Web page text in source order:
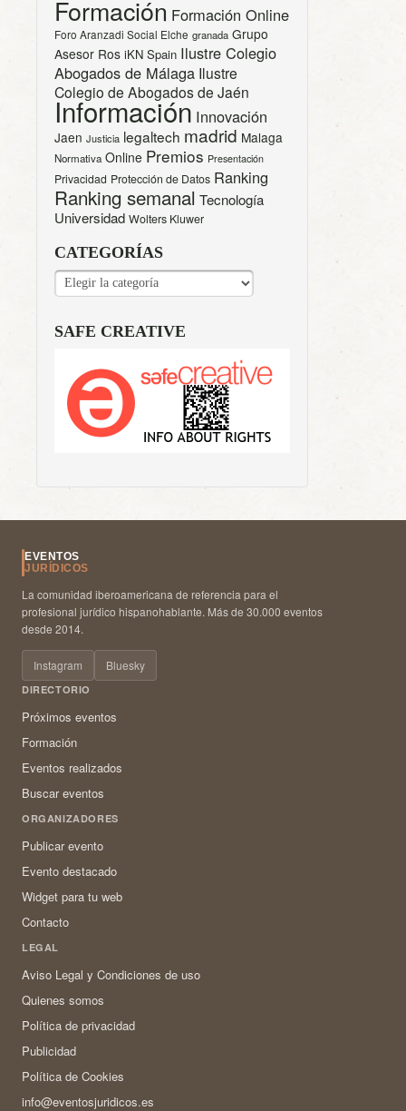
Formación Formación Online
Foro Aranzadi Social Elche granada Grupo
Asesor Ros iKN Spain Ilustre Colegio
Abogados de Málaga Ilustre
Colegio de Abogados de Jaén
Información Innovación
Jaen Justicia legaltech madrid Malaga
Normativa Online Premios Presentación
Privacidad Protección de Datos Ranking
Ranking semanal Tecnología
Universidad Wolters Kluwer
CATEGORÍAS
CATEGORÍAS
SAFE CREATIVE
EVENTOS
JURÍDICOS
La comunidad iberoamericana de referencia para el
profesional jurídico hispanohablante. Más de 30.000 eventos
desde 2014.
Instagram Bluesky
DIRECTORIO
Próximos eventos
Formación
Eventos realizados
Buscar eventos
ORGANIZADORES
Publicar evento
Evento destacado
Widget para tu web
Contacto
LEGAL
Aviso Legal y Condiciones de uso
Quienes somos
Política de privacidad
Publicidad
Política de Cookies
info@eventosjuridicos.es